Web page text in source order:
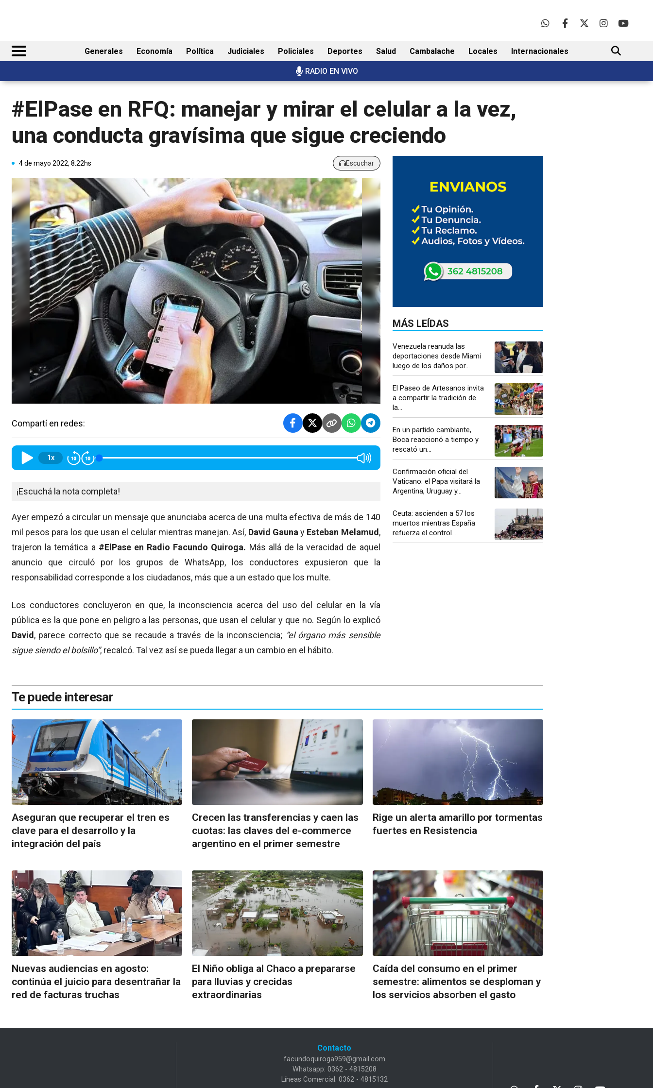
Generales Economía Política Judiciales Policiales Deportes Salud Cambalache Locales Internacionales
RADIO EN VIVO
BUSCAR
#ElPase en RFQ: manejar y mirar el celular a la vez,
una conducta gravísima que sigue creciendo
4 de mayo 2022, 8:22hs Escuchar
Compartí en redes:
1x
¡Escuchá la nota completa!
Ayer empezó a circular un mensaje que anunciaba acerca de una multa efectiva de más de 140
mil pesos para los que usan el celular mientras manejan. Así, David Gaunay Esteban Melamud,
trajeron la temática a #ElPase en Radio Facundo Quiroga. Más allá de la veracidad de aquel
anuncio que circuló por los grupos de WhatsApp, los conductores expusieron que la
responsabilidad corresponde a los ciudadanos, más que a un estado que los multe.
Los conductores concluyeron en que, la inconsciencia acerca del uso del celular en la vía
pública es la que pone en peligro a las personas, que usan el celular y que no. Según lo explicó
David, parece correcto que se recaude a través de la inconsciencia; “el órgano más sensible
sigue siendo el bolsillo”, recalcó. Tal vez así se pueda llegar a un cambio en el hábito.
MÁS LEÍDAS
Venezuela reanuda las
deportaciones desde Miami
luego de los daños por...
El Paseo de Artesanos invita
a compartir la tradición de
la...
En un partido cambiante,
Boca reaccionó a tiempo y
rescató un...
Confirmación oficial del
Vaticano: el Papa visitará la
Argentina, Uruguay y...
Ceuta: ascienden a 57 los
muertos mientras España
refuerza el control...
Te puede interesar
Aseguran que recuperar el tren es
clave para el desarrollo y la
integración del país
Crecen las transferencias y caen las
cuotas: las claves del e-commerce
argentino en el primer semestre
Rige un alerta amarillo por tormentas
fuertes en Resistencia
Nuevas audiencias en agosto:
continúa el juicio para desentrañar la
red de facturas truchas
El Niño obliga al Chaco a prepararse
para lluvias y crecidas
extraordinarias
Caída del consumo en el primer
semestre: alimentos se desploman y
los servicios absorben el gasto
Contacto
facundoquiroga959@gmail.com
Whatsapp: 0362 - 4815208
Líneas Comercial: 0362 - 4815132